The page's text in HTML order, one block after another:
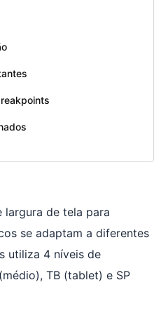
largura de tela para
se adaptam a diferentes
utiliza 4 níveis de
TB (tablet) e SP